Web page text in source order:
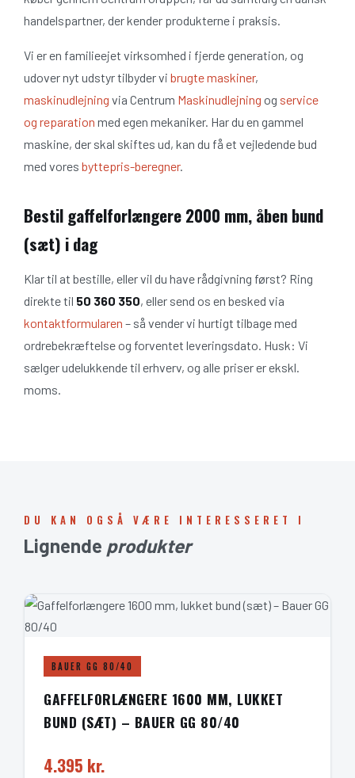
handelspartner, der kender produkterne i praksis.
Vi er en familieejet virksomhed i fjerde generation, og
udover nyt udstyr tilbyder vi brugte maskiner,
maskinudlejning via Centrum Maskinudlejning og service
og reparation med egen mekaniker. Har du en gammel
maskine, der skal skiftes ud, kan du få et vejledende bud
med vores byttepris-beregner.
Bestil gaffelforlængere 2000 mm, åben bund
(sæt) i dag
Klar til at bestille, eller vil du have rådgivning først? Ring
direkte til 50 360 350, eller send os en besked via
kontaktformularen – så vender vi hurtigt tilbage med
ordrebekræftelse og forventet leveringsdato. Husk: Vi
sælger udelukkende til erhverv, og alle priser er ekskl.
moms.
DU KAN OGSÅ VÆRE INTERESSERET I
Lignende produkter
BAUER GG 80/40
GAFFELFORLÆNGERE 1600 MM, LUKKET
BUND (SÆT) – BAUER GG 80/40
4.395 kr.